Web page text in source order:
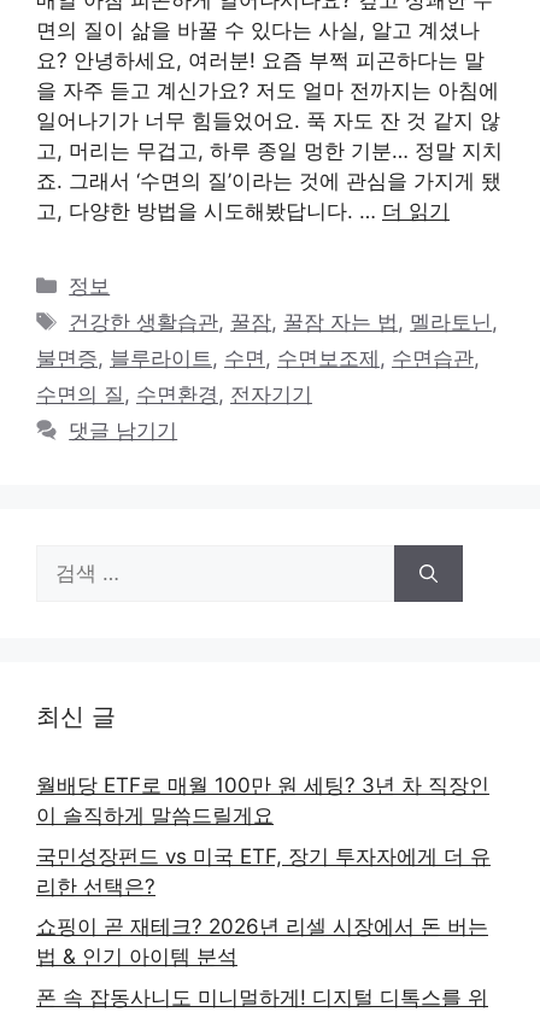
면의 질이 삶을 바꿀 수 있다는 사실, 알고 계셨나
요? 안녕하세요, 여러분! 요즘 부쩍 피곤하다는 말
을 자주 듣고 계신가요? 저도 얼마 전까지는 아침에
일어나기가 너무 힘들었어요. 푹 자도 잔 것 같지 않
고, 머리는 무겁고, 하루 종일 멍한 기분… 정말 지치
죠. 그래서 ‘수면의 질’이라는 것에 관심을 가지게 됐
고, 다양한 방법을 시도해봤답니다. … 더 읽기
카
테
리
정보
태
그
건강한 생활습관, 꿀잠, 꿀잠 자는 법, 멜라토닌,
불면증, 블루라이트, 수면, 수면보조제 , 수면습관,
수면의 질 , 수면환경, 전자기기
댓글 남기기
색:
최신 글
월배당 ETF로 매월 100만 원 세팅? 3년 차 직장인
이 솔직하게 말씀드릴게요
국민성장펀드 vs 미국 ETF, 장기 투자자에게 더 유
리한 선택은?
쇼핑이 곧 재테크? 2026년 리셀 시장에서 돈 버는
법 & 인기 아이템 분석
폰 속 잡동사니도 미니멀하게! 디지털 디톡스를 위